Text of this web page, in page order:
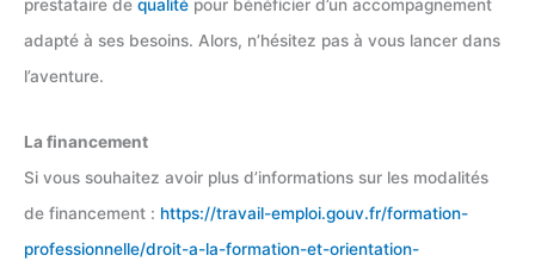
prestataire de qualité pour bénéficier d’un accompagnement
adapté à ses besoins. Alors, n’hésitez pas à vous lancer dans
l’aventure.
La financement
Si vous souhaitez avoir plus d’informations sur les modalités
de financement : https://travail-emploi.gouv.fr/formation-
professionnelle/droit-a-la-formation-et-orientation-